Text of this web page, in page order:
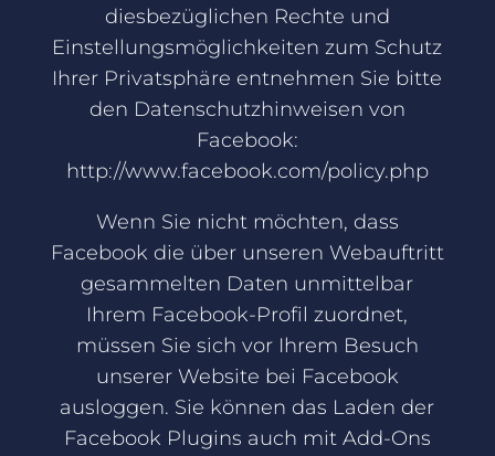
diesbezüglichen Rechte und
Einstellungsmöglichkeiten zum Schutz
Ihrer Privatsphäre entnehmen Sie bitte
den Datenschutzhinweisen von
Facebook:
http://www.facebook.com/policy.php
Wenn Sie nicht möchten, dass
Facebook die über unseren Webauftritt
gesammelten Daten unmittelbar
Ihrem Facebook-Profil zuordnet,
müssen Sie sich vor Ihrem Besuch
unserer Website bei Facebook
ausloggen. Sie können das Laden der
Facebook Plugins auch mit Add-Ons